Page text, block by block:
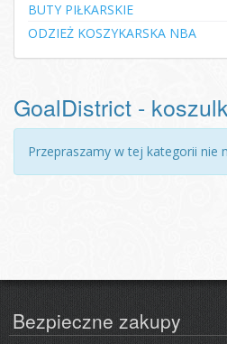
BUTY PIŁKARSKIE
ODZIEŻ KOSZYKARSKA NBA
GoalDistrict -
Przepraszamy w tej kategorii nie
Bezpieczne zakupy